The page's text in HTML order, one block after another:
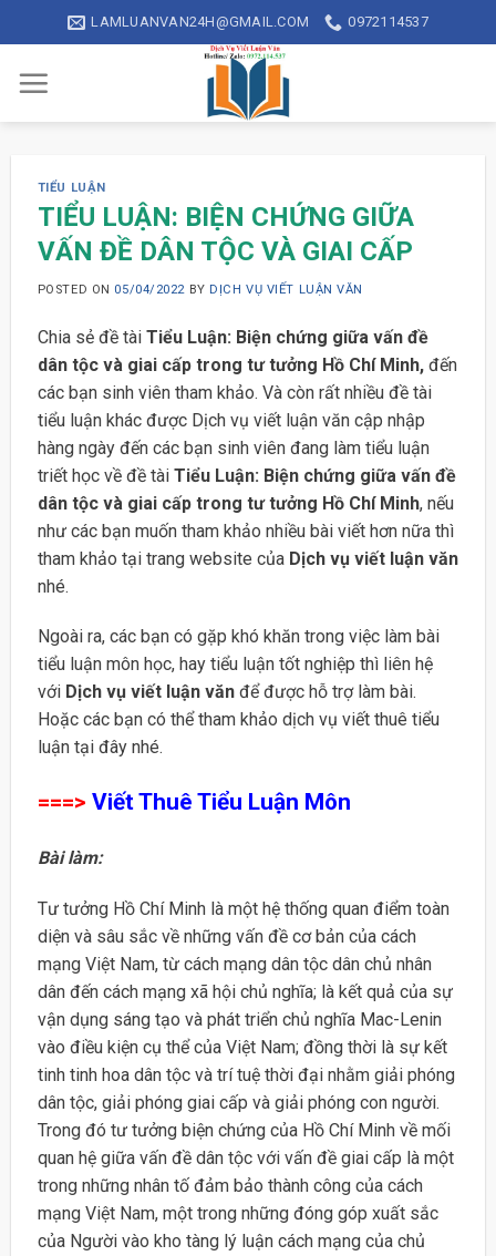
to
content
LAMLUANVAN24H@GMAIL.COM 0972114537
TIỂU LUẬN
TIỂU LUẬN: BIỆN CHỨNG GIỮA
VẤN ĐỀ DÂN TỘC VÀ GIAI CẤP
POSTED ON 05/04/2022 BY DỊCH VỤ VIẾT LUẬN VĂN
Chia sẻ đề tài Tiểu Luận: Biện chứng giữa vấn đề
dân tộc và giai cấp trong tư tưởng Hồ Chí Minh, đến
các bạn sinh viên tham khảo. Và còn rất nhiều đề tài
tiểu luận khác được Dịch vụ viết luận văn cập nhập
hàng ngày đến các bạn sinh viên đang làm tiểu luận
triết học về đề tài Tiểu Luận: Biện chứng giữa vấn đề
dân tộc và giai cấp trong tư tưởng Hồ Chí Minh, nếu
như các bạn muốn tham khảo nhiều bài viết hơn nữa thì
tham khảo tại trang website của Dịch vụ viết luận văn
nhé.
Ngoài ra, các bạn có gặp khó khăn trong việc làm bài
tiểu luận môn học, hay tiểu luận tốt nghiệp thì liên hệ
vớiDịch vụ viết luận vănđể được hỗ trợ làm bài.
Hoặc các bạn có thể tham khảo dịch vụ viết thuê tiểu
luận tại đây nhé.
===> Viết Thuê Tiểu Luận Môn
Bài làm:
Tư tưởng Hồ Chí Minh là một hệ thống quan điểm toàn
diện và sâu sắc về những vấn đề cơ bản của cách
mạng Việt Nam, từ cách mạng dân tộc dân chủ nhân
dân đến cách mạng xã hội chủ nghĩa; là kết quả của sự
vận dụng sáng tạo và phát triển chủ nghĩa Mac-Lenin
vào điều kiện cụ thể của Việt Nam; đồng thời là sự kết
tinh tinh hoa dân tộc và trí tuệ thời đại nhằm giải phóng
dân tộc, giải phóng giai cấp và giải phóng con người.
Trong đó tư tưởng biện chứng của Hồ Chí Minh về mối
quan hệ giữa vấn đề dân tộc với vấn đề giai cấp là một
trong những nhân tố đảm bảo thành công của cách
mạng Việt Nam, một trong những đóng góp xuất sắc
của Người vào kho tàng lý luận cách mạng của chủ